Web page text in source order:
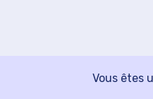
Vous êtes